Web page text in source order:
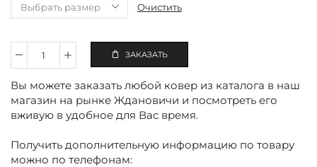
Очистить
Количество
вискозный
серо-
голубой,
абстракция
ЗАКАЗАТЬ
Вы можете заказать любой ковер из каталога в наш
магазин на рынке Ждановичи и посмотреть его
вживую в удобное для Вас время.
Получить дополнительную информацию по товару
можно по телефонам: